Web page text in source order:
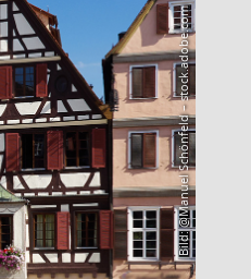
Bild: @Manuel Schönfeld – stock.adobe.com